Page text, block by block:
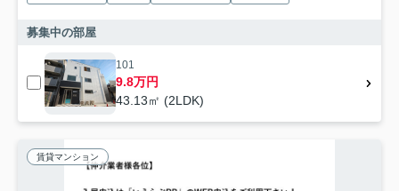
募集中の部屋
101
9.8万円
43.13㎡ (2LDK)
賃貸マンション